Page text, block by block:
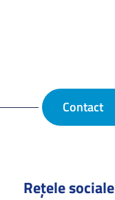
Contact
Rețele sociale